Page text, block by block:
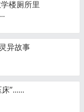
楼厕所里
异故事
”......